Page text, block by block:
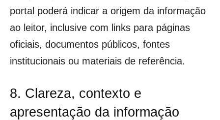
portal poderá indicar a origem da informação
ao leitor, inclusive com links para páginas
oficiais, documentos públicos, fontes
institucionais ou materiais de referência.
8. Clareza, contexto e
apresentação da informação